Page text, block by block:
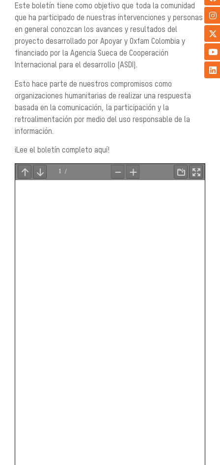
Este boletín tiene como objetivo que toda la comunidad
que ha participado de nuestras intervenciones y personas
en general conozcan los avances y resultados del
proyecto desarrollado por Apoyar y Oxfam Colombia y
financiado por la Agencia Sueca de Cooperación
Internacional para el desarrollo (ASDI).
Esto hace parte de nuestros compromisos como
organizaciones humanitarias de realizar una respuesta
basada en la comunicación, la participación y la
retroalimentación por medio del uso responsable de la
información.
¡Lee el boletín completo aquí!